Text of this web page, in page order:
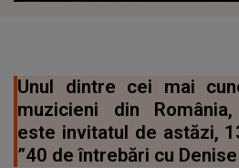
Unul dintre cei mai
muzicieni din
este invitatul de astăzi,
”40 de întrebări cu